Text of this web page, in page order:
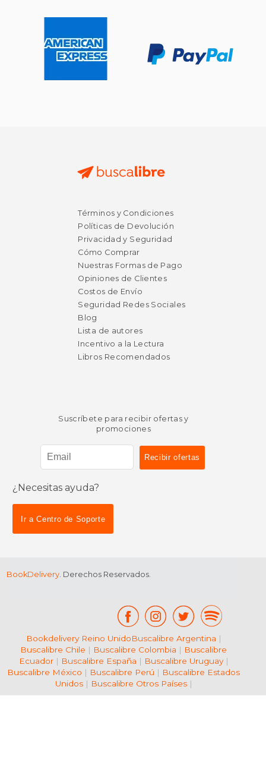
6%
dcto.
Términos y Condiciones
Políticas de Devolución
Privacidad y Seguridad
Cómo Comprar
Nuestras Formas de Pago
Opiniones de Clientes
Costos de Envío
Seguridad Redes Sociales
Blog
Lista de autores
Incentivo a la Lectura
Libros Recomendados
Suscríbete para recibir ofertas y
promociones
¿Necesitas ayuda?
Ir a Centro de Soporte
BookDelivery. Derechos Reservados.
Bookdelivery Reino UnidoBuscalibre Argentina |
Buscalibre Chile | Buscalibre Colombia | Buscalibre
Ecuador| Buscalibre España | Buscalibre Uruguay|
Buscalibre México | Buscalibre Perú | Buscalibre Estados
Unidos| Buscalibre Otros Países|